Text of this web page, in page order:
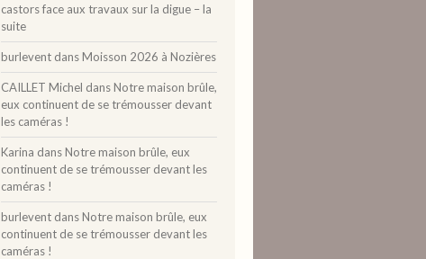
castors face aux travaux sur la digue – la
suite
burlevent dansMoisson 2026 à Nozières
CAILLET Michel dansNotre maison brûle,
eux continuent de se trémousser devant
les caméras !
Karina dansNotre maison brûle, eux
continuent de se trémousser devant les
caméras !
burlevent dansNotre maison brûle, eux
continuent de se trémousser devant les
caméras !